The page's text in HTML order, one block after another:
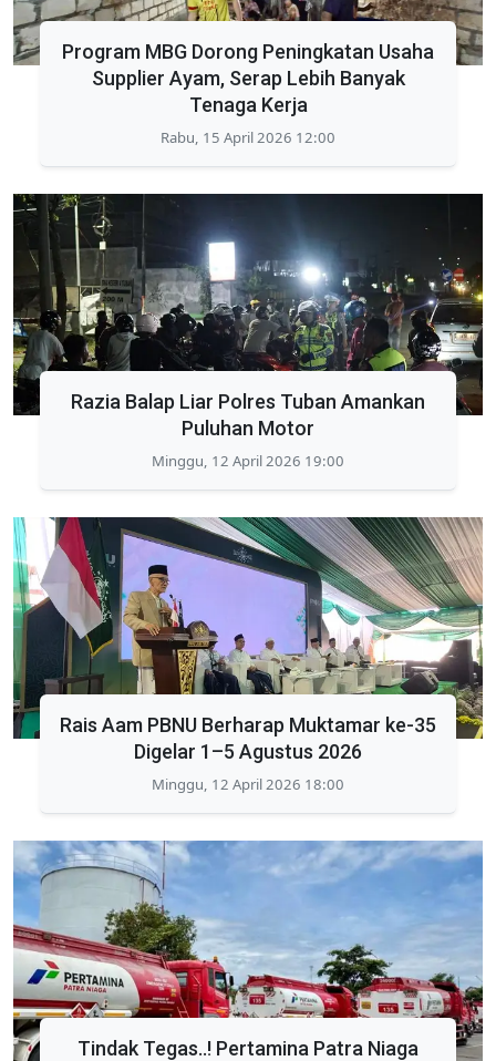
Program MBG Dorong Peningkatan Usaha
Supplier Ayam, Serap Lebih Banyak
Tenaga Kerja
Rabu, 15 April 2026 12:00
Razia Balap Liar Polres Tuban Amankan
Puluhan Motor
Minggu, 12 April 2026 19:00
Rais Aam PBNU Berharap Muktamar ke-35
Digelar 1–5 Agustus 2026
Minggu, 12 April 2026 18:00
Tindak Tegas..! Pertamina Patra Niaga